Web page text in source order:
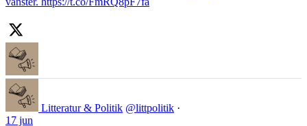
Litteratur & Politik @littpolitik ·
17 jun